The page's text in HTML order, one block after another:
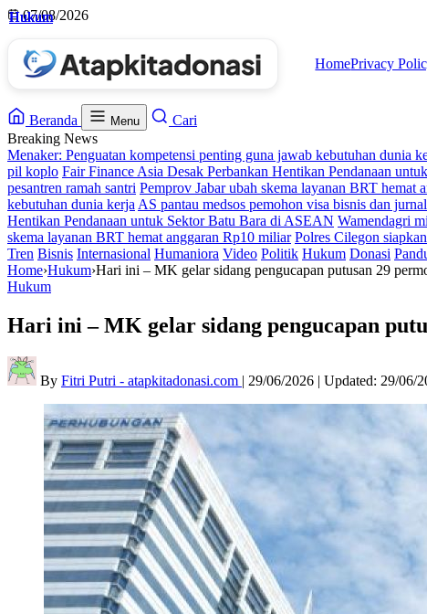
Skip
content
07/08/2026
HomePrivacy
Beranda Menu
Cari
Breaking News
Menaker: Penguatan kompetensi penting guna jawab kebutuhan dunia
pil koplo Fair Finance Asia Desak Perbankan Hentikan Pendanaan
pesantren ramah santri Pemprov Jabar ubah skema layanan BRT hemat
kebutuhan dunia kerja AS pantau medsos pemohon visa bisnis dan
Hentikan Pendanaan untuk Sektor Batu Bara di ASEAN Wamendagri
skema layanan BRT hemat anggaran Rp10 miliar Polres Cilegon
Tren Bisnis Internasional Humaniora Video Politik Hukum Donasi
Home›Hukum›Hari ini – MK gelar sidang pengucapan putusan 29
Hukum
Hari ini – MK gelar sidang pengucapan
By Fitri Putri - atapkitadonasi.com | 29/06/2026 | Updated: 29/06/
Hukum
Hukum
Hukum
Hukum